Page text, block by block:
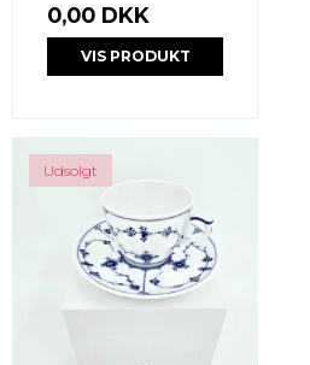
0,00 DKK
VIS PRODUKT
Udsolgt